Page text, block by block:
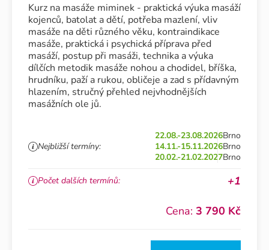
Kurz na masáže miminek - praktická výuka masáží
kojenců, batolat a dětí, potřeba mazlení, vliv
masáže na děti různého věku, kontraindikace
masáže, praktická i psychická příprava před
masáží, postup při masáži, technika a výuka
dílčích metodik masáže nohou a chodidel, bříška,
hrudníku, paží a rukou, obličeje a zad s přídavným
hlazením, stručný přehled nejvhodnějších
masážních ole jů.
Nejbližší termíny:
22.08.-23.08.2026Brno
14.11.-15.11.2026Brno
20.02.-21.02.2027Brno
Počet dalších termínů: +1
Cena: 3 790 Kč